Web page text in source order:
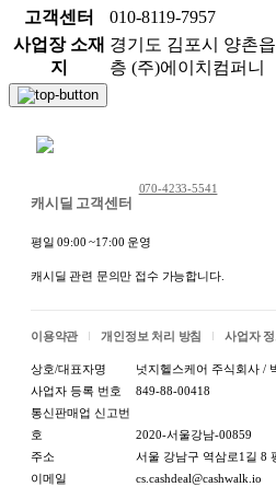
고객센터
010-8119-7957
사업장 소재
지
경기도 김포시 양촌
층 (주)에이치컴퍼니
캐시딜 고객센터
070-4233-5541
평일 09:00 ~17:00 운영
캐시딜 관련 문의만 접수 가능합니다.
이용약관 개인정보 처리 방침 사업자
상호/대표자명
넛지헬스케어 주식회사 /
사업자 등록 번호
849-88-00418
통신판매업 신고번
호
2020-서울강남-00859
주소
서울 강남구 역삼로1길 8
이메일
cs.cashdeal@cashwalk.io